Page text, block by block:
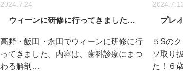
2024.7.24
ウィーンに研修に行ってきました…
高野・飯田・永田でウィーンに研修に行
ってきました。内容は、歯科診療にまつ
わる解剖…
プレ
５Sの
ソ取り
た！６